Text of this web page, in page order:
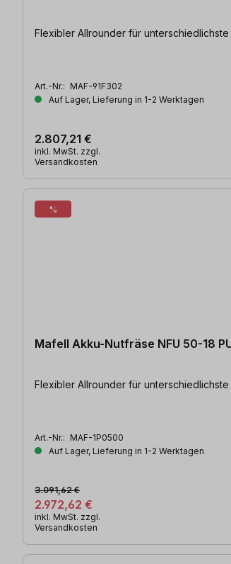
Flexibler Allrounder für
Art.-Nr.: MAF-91F302
Auf Lager, Lieferung in 1-2 Werktagen
2.807,21 €
inkl. MwSt. zzgl.
Versandkosten
%
Mafell Akku-Nutfräse NFU 50-18
Art.-Nr.: MAF-1P0500
Auf Lager, Lieferung in 1-2 Werktagen
2.972,62 €
3.091,62 €
inkl. MwSt. zzgl.
Versandkosten